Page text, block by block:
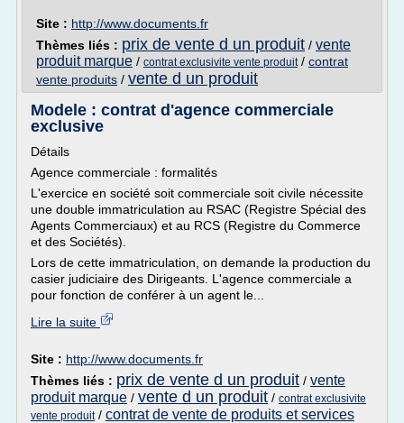
Site : http://www.documents.fr
Thèmes liés : prix de vente d un produit / vente
produit marque / contrat exclusivite vente produit/ contrat
vente produits / vente d un produit
Modele : contrat d'agence commerciale
exclusive
Détails
Agence commerciale : formalités
L'exercice en société soit commerciale soit civile nécessite
une double immatriculation au RSAC (Registre Spécial des
Agents Commerciaux) et au RCS (Registre du Commerce
et des Sociétés).
Lors de cette immatriculation, on demande la production du
casier judiciaire des Dirigeants. L'agence commerciale a
pour fonction de conférer à un agent le...
Lire la suite
Site : http://www.documents.fr
Thèmes liés : prix de vente d un produit / vente
produit marque / vente d un produit / contrat exclusivite
vente produit/ contrat de vente de produits et services